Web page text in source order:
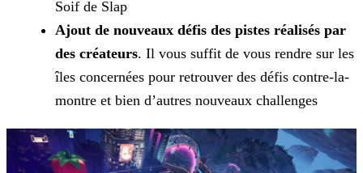
Soif de Slap
Ajout de nouveaux défis des pistes réalisés par
des créateurs. Il vous suffit de vous rendre sur les
îles concernées pour retrouver des défis contre-la-
montre et bien d’autres nouveaux challenges